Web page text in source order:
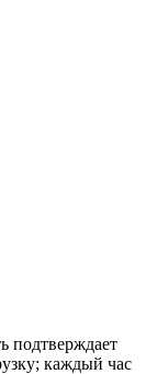
подтверждает
каждый час